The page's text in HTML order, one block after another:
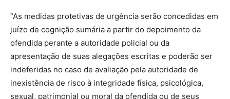
“As medidas protetivas de urgência serão concedidas em
juízo de cognição sumária a partir do depoimento da
ofendida perante a autoridade policial ou da
apresentação de suas alegações escritas e poderão ser
indeferidas no caso de avaliação pela autoridade de
inexistência de risco à integridade física, psicológica,
sexual, patrimonial ou moral da ofendida ou de seus